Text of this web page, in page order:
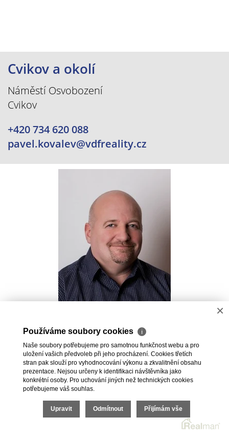
Cvikov a okolí
Náměstí Osvobození
Cvikov
+420 734 620 088
pavel.kovalev@vdfreality.cz
Pavel Kovalev
+420 723 491 625
pavel.kovalev@vdfreality.cz
×
Používáme soubory cookies ℹ
Naše soubory potřebujeme pro samotnou funkčnost webu a pro
uložení vašich předvoleb při jeho procházení. Cookies třetích
stran pak slouží pro vyhodnocování výkonu a zkvalitnění obsahu
prezentace. Nejsou určeny k identifikaci návštěvníka jako
konkrétní osoby. Pro uchování jiných než technických cookies
potřebujeme váš souhlas.
Upravit Odmítnout Přijímám vše